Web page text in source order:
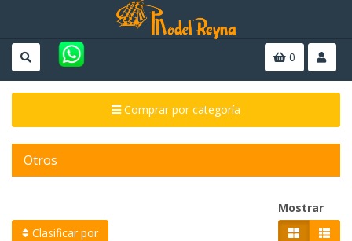
0
Comprar por categoría
Otros
Clasificar por
Mostrar